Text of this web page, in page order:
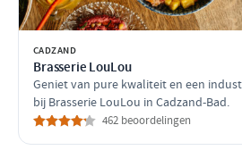
CADZAND
Brasserie LouLou
Geniet van pure kwaliteit en een
bij Brasserie LouLou in Cadzand-Bad.
462 beoordelingen